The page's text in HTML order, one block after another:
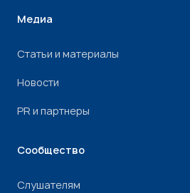
Медиа
Статьи и материалы
Новости
PR и партнеры
Сообщество
Слушателям